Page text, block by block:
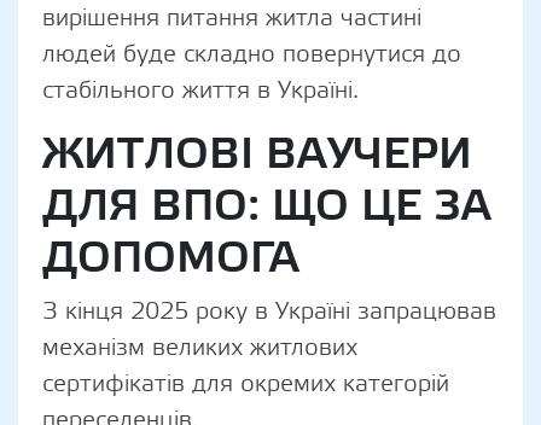
вирішення питання житла частині
людей буде складно повернутися до
стабільного життя в Україні.
ЖИТЛОВІ ВАУЧЕРИ
ДЛЯ ВПО: ЩО ЦЕ ЗА
ДОПОМОГА
З кінця 2025 року в Україні запрацював
механізм великих житлових
сертифікатів для окремих категорій